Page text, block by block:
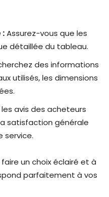
:Assurez-vous que les
détaillée du tableau.
des informations
utilisés, les dimensions
avis des acheteurs
satisfaction générale
service.
un choix éclairé et à
parfaitement à vos